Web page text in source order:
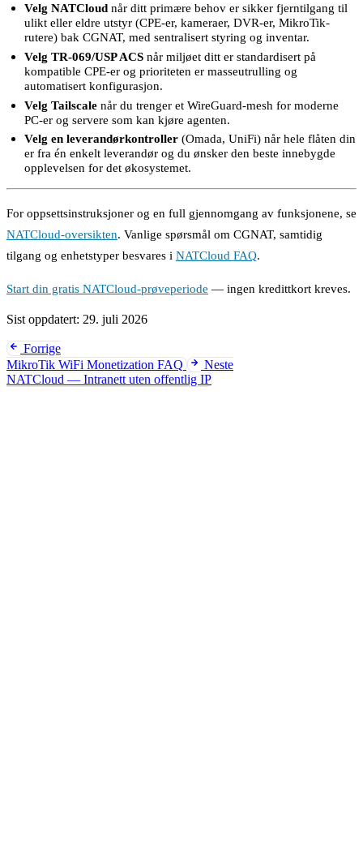
Velg NATCloud når ditt primære behov er sikker fjerntilgang til
ulikt eller eldre utstyr (CPE-er, kameraer, DVR-er, MikroTik-
rutere) bak CGNAT, med sentralisert styring og inventar.
Velg TR-069/USP ACS når miljøet ditt er standardisert på
kompatible CPE-er og prioriteten er masseutrulling og
automatisert konfigurasjon.
Velg Tailscale når du trenger et WireGuard-mesh for moderne
PC-er og servere som kan kjøre agenten.
Velg en leverandørkontroller (Omada, UniFi) når hele flåten din
er fra én enkelt leverandør og du ønsker den beste innebygde
opplevelsen for det økosystemet.
For oppsettsinstruksjoner og en full gjennomgang av funksjonene, se
NATCloud-oversikten. Vanlige spørsmål om CGNAT, samtidig
tilgang og enhetstyper besvares i NATCloud FAQ.
Start din gratis NATCloud-prøveperiode — ingen kredittkort kreves.
Sist oppdatert: 29. juli 2026
Forrige
MikroTik WiFi Monetization FAQ
Neste
NATCloud — Intranett uten offentlig IP